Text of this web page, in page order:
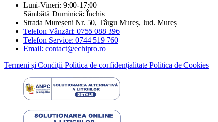
Luni-Vineri: 9:00-17:00
Sâmbătă-Duminică: Închis
Strada Mureșeni Nr. 50, Târgu Mureș, Jud. Mureș
Telefon Vânzări: 0755 088 396
Telefon Service: 0744 519 760
Email: contact@echipro.ro
Termeni și Condiții Politica de confidențialitate Politica de Cookies